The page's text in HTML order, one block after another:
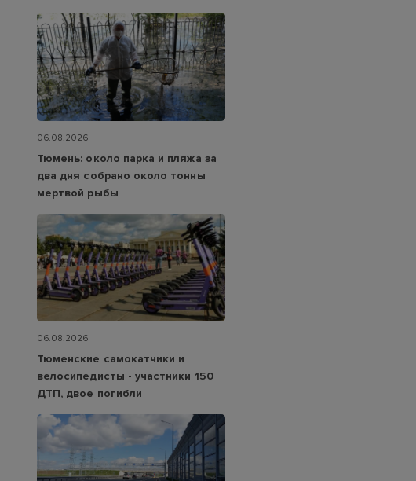
06.08.2026
Тюмень: около парка и пляжа за
два дня собрано около тонны
мертвой рыбы
06.08.2026
Тюменские самокатчики и
велосипедисты - участники 150
ДТП, двое погибли